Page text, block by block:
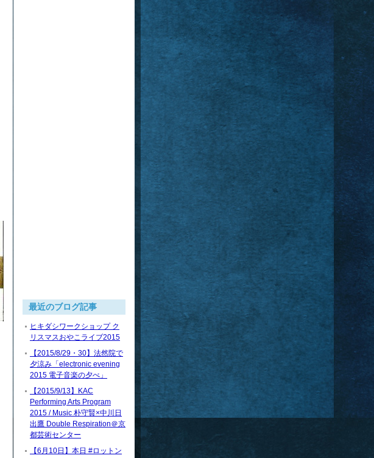
最近のブログ記事
ヒキダシワークショップ ク
リスマスおやこライブ2015
【2015/8/29・30】法然院で
夕涼み「electronic evening
2015 電子音楽の夕べ」
【2015/9/13】KAC
Performing Arts Program
2015 / Music 朴守賢×中川日
出鷹 Double Respiration＠京
都芸術センター
【6月10日】本日 #ロットン